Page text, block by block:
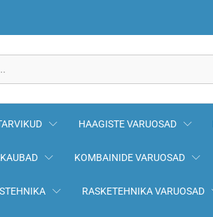
HAAGISTE VARUOSAD
KOMBAINIDE VARUOSAD
RASKETEHNIKA VARUOSAD